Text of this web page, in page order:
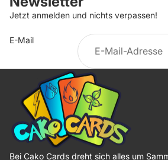
Jetzt anmelden und nichts verpassen!
E-Mail
Bei Cako Cards dreht sich alles um